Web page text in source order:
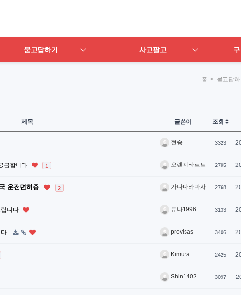
묻고답하기 사고팔고
홈 < 묻고답
제목 글쓴이 조회
현승 3323
금합니다 1 오렌지타르트 2795
운전면허증 2 가나다라마사 2768
니다 튜나1996 3133
. provisas 3406
Kimura 2425
Shin1402 3097